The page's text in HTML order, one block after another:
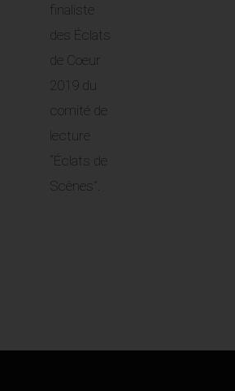
finaliste
des Éclats
de Coeur
2019 du
comité de
lecture
“Éclats de
Scènes”.